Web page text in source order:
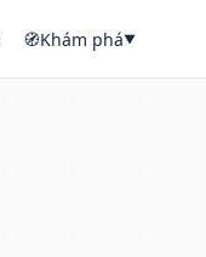
🧭Khám phá▼